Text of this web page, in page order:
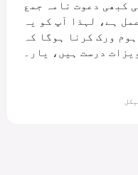
کبھی دعوت نامہ جمع
ہے، لہذا آپ کو یہ
ورک کرنا ہوگا کہ
درست ہیں، یار۔